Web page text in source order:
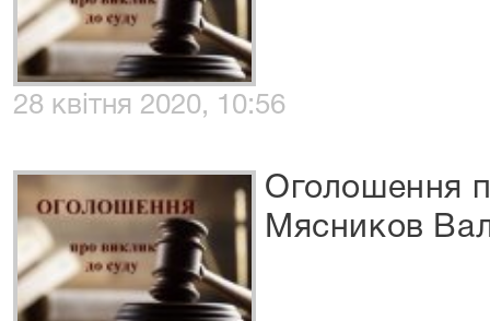
28 квітня 2020, 10:56
Оголошення
Мясников